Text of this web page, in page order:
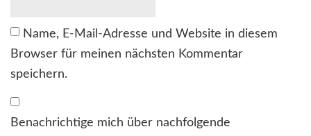
Name, E-Mail-Adresse und Website in diesem
Browser für meinen nächsten Kommentar
speichern.
Benachrichtige mich über nachfolgende